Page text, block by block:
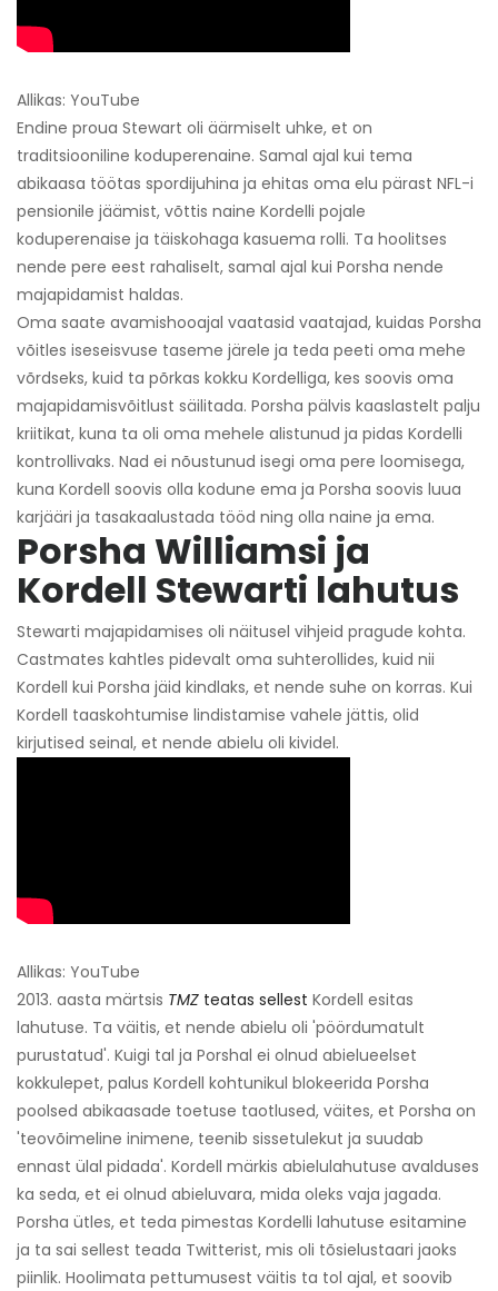
Allikas: YouTube
Endine proua Stewart oli äärmiselt uhke, et on
traditsiooniline koduperenaine. Samal ajal kui tema
abikaasa töötas spordijuhina ja ehitas oma elu pärast NFL-i
pensionile jäämist, võttis naine Kordelli pojale
koduperenaise ja täiskohaga kasuema rolli. Ta hoolitses
nende pere eest rahaliselt, samal ajal kui Porsha nende
majapidamist haldas.
Oma saate avamishooajal vaatasid vaatajad, kuidas Porsha
võitles iseseisvuse taseme järele ja teda peeti oma mehe
võrdseks, kuid ta põrkas kokku Kordelliga, kes soovis oma
majapidamisvõitlust säilitada. Porsha pälvis kaaslastelt palju
kriitikat, kuna ta oli oma mehele alistunud ja pidas Kordelli
kontrollivaks. Nad ei nõustunud isegi oma pere loomisega,
kuna Kordell soovis olla kodune ema ja Porsha soovis luua
karjääri ja tasakaalustada tööd ning olla naine ja ema.
Porsha Williamsi ja
Kordell Stewarti lahutus
Stewarti majapidamises oli näitusel vihjeid pragude kohta.
Castmates kahtles pidevalt oma suhterollides, kuid nii
Kordell kui Porsha jäid kindlaks, et nende suhe on korras. Kui
Kordell taaskohtumise lindistamise vahele jättis, olid
kirjutised seinal, et nende abielu oli kividel.
Allikas: YouTube
2013. aasta märtsis TMZ teatas sellest Kordell esitas
lahutuse. Ta väitis, et nende abielu oli 'pöördumatult
purustatud'. Kuigi tal ja Porshal ei olnud abielueelset
kokkulepet, palus Kordell kohtunikul blokeerida Porsha
poolsed abikaasade toetuse taotlused, väites, et Porsha on
'teovõimeline inimene, teenib sissetulekut ja suudab
ennast ülal pidada'. Kordell märkis abielulahutuse avalduses
ka seda, et ei olnud abieluvara, mida oleks vaja jagada.
Porsha ütles, et teda pimestas Kordelli lahutuse esitamine
ja ta sai sellest teada Twitterist, mis oli tõsielustaari jaoks
piinlik. Hoolimata pettumusest väitis ta tol ajal, et soovib